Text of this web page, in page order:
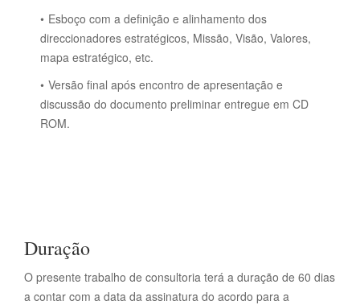
Esboço com a definição e alinhamento dos
direccionadores estratégicos, Missão, Visão, Valores,
mapa estratégico, etc.
Versão final após encontro de apresentação e
discussão do documento preliminar entregue em CD
ROM.
Duração
O presente trabalho de consultoria terá a duração de 60 dias
a contar com a data da assinatura do acordo para a